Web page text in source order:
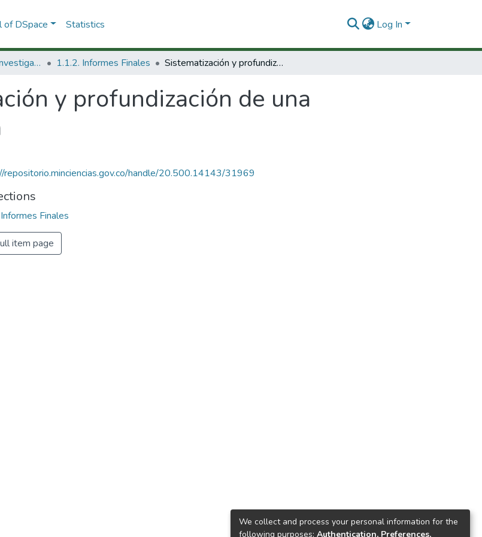
of DSpace Statistics Log In
1.1 Productos de investigación 1.1.2. Informes Finales Sistematización y profundización de una experiencia pedagógica
y profundización de una
repositorio.minciencias.gov.co/handle/20.500.14143/31969
Finales
item page
We collect and process your personal information for the
following purposes: Authentication, Preferences,